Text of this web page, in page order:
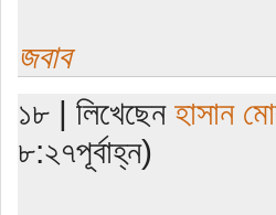
জবাব
১৮ | লিখেছেন হাসান
৮:২৭পূর্বাহ্ন)